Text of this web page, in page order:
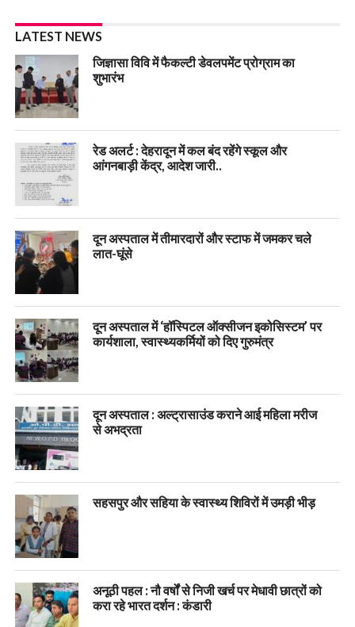
LATEST NEWS
जिज्ञासा विवि में फैकल्टी डेवलपमेंट प्रोग्राम का
शुभारंभ
रेड अलर्ट : देहरादून में कल बंद रहेंगे स्कूल और
आंगनबाड़ी केंद्र, आदेश जारी..
दून अस्पताल में तीमारदारों और स्टाफ में जमकर चले
लात-घूंसे
दून अस्पताल में ‘हॉस्पिटल ऑक्सीजन इकोसिस्टम’ पर
कार्यशाला, स्वास्थ्यकर्मियों को दिए गुरुमंत्र
दून अस्पताल : अल्ट्रासाउंड कराने आई महिला मरीज
से अभद्रता
सहसपुर और सहिया के स्वास्थ्य शिविरों में उमड़ी भीड़
अनूठी पहल : नौ वर्षों से निजी खर्च पर मेधावी छात्रों को
करा रहे भारत दर्शन : कंडारी